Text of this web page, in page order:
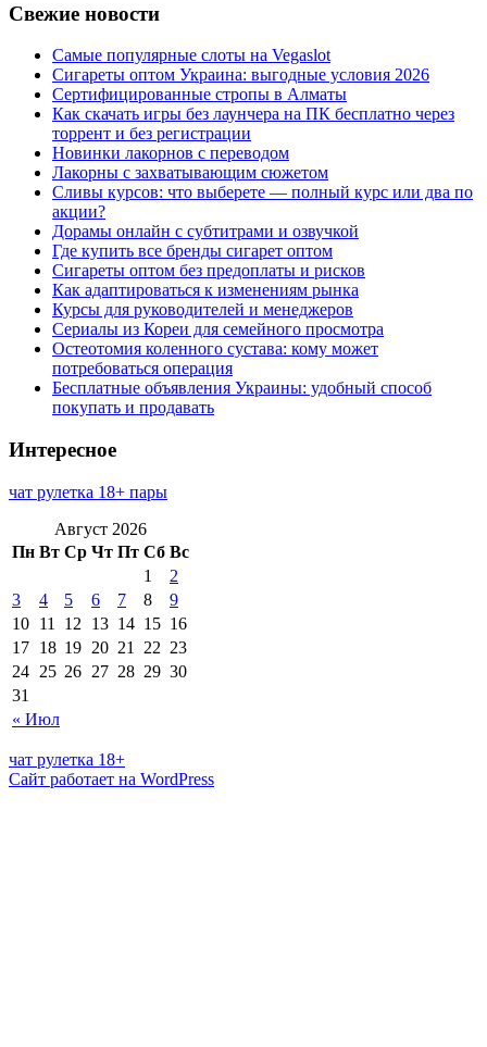
Свежие новости
Самые популярные слоты на Vegaslot
Сигареты оптом Украина: выгодные условия 2026
Сертифицированные стропы в Алматы
Как скачать игры без лаунчера на ПК бесплатно через
торрент и без регистрации
Новинки лакорнов с переводом
Лакорны с захватывающим сюжетом
Сливы курсов: что выберете — полный курс или два по
акции?
Дорамы онлайн с субтитрами и озвучкой
Где купить все бренды сигарет оптом
Сигареты оптом без предоплаты и рисков
Как адаптироваться к изменениям рынка
Курсы для руководителей и менеджеров
Сериалы из Кореи для семейного просмотра
Остеотомия коленного сустава: кому может
потребоваться операция
Бесплатные объявления Украины: удобный способ
покупать и продавать
Интересное
чат рулетка 18+ пары
Август 2026
Пн Вт Ср Чт Пт Сб Вс
« Июл
1
2
3
4 5 6 7 8
9
10 11 12 13 14 15 16
17 18 19 20 21 22 23
24 25 26 27 28 29 30
31
чат рулетка 18+
Сайт работает на WordPress